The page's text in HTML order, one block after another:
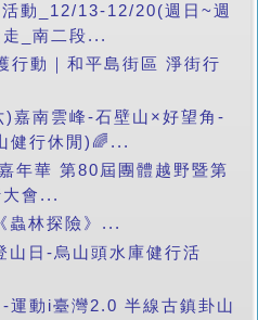
動_12/13-12/20(週日~週
_南二段...
行動｜和平島街區 淨街行
嘉南雲峰-石壁山×好望角-
健行休閒)🌈...
年華 第80屆團體越野暨第
會...
蟲林探險》...
山日-烏山頭水庫健行活
運動i臺灣2.0 半線古鎮卦山